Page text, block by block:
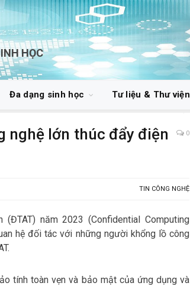
HỌC
Đa dạng sinh học Tư liệu & Thư viện
nghệ lớn thúc đẩy điện
0
TIN CÔNG NGHỆ
năm 2023 (Confidential Computing
hệ đối tác với những người khổng lồ công
tính toàn vẹn và bảo mật của ứng dụng và